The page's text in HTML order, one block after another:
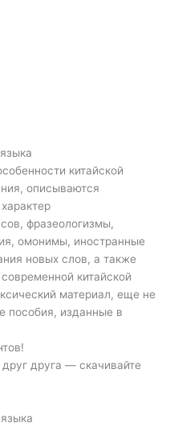
китайской
описываются
фразеологизмы,
омонимы, иностранные
новых слов, а также
китайской
материал, еще не
пособия, изданные в
друга — скачивайте